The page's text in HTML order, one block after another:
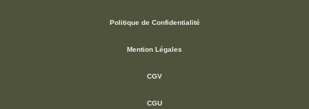
Politique de Confidentialité
Mention Légales
CGV
CGU